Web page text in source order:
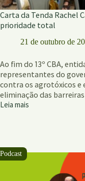
Carta da Tenda Rachel
prioridade total
21 de outubro de
Ao fim do 13º CBA,
representantes do
contra os agrotóxicos e
eliminação das
Leia mais
Carta
Carson
pede